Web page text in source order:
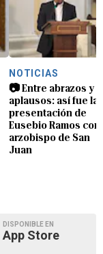
NOTICIAS
📷 Entre abrazos y
aplausos: así fue la
presentación de
Eusebio Ramos
arzobispo de San
Juan
DISPONIBLE EN
App Store